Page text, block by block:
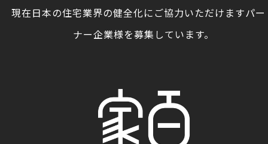
現在日本の住宅業界の健全化にご協力いただけますパ
ナー企業様を募集しています。